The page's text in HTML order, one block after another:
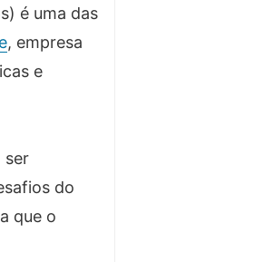
é uma das
, empresa
e
ser
do
que o